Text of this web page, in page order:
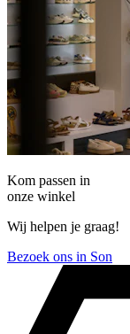
Kom passen in
onze winkel
Wij helpen je graag!
Bezoek ons in Son